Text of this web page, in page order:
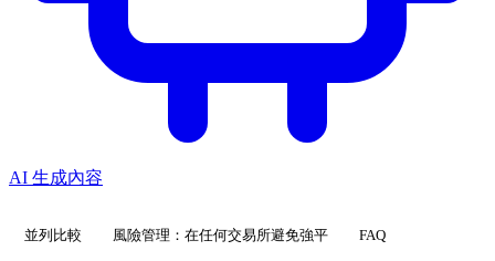
AI 生成內容
並列比較 風險管理：在任何交易所避免強平 FAQ